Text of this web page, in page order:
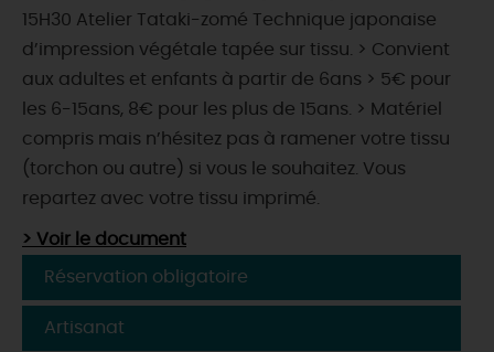
15H30 Atelier Tataki-zomé Technique japonaise
d’impression végétale tapée sur tissu. > Convient
aux adultes et enfants à partir de 6ans > 5€ pour
les 6-15ans, 8€ pour les plus de 15ans. > Matériel
compris mais n’hésitez pas à ramener votre tissu
(torchon ou autre) si vous le souhaitez. Vous
repartez avec votre tissu imprimé.
> Voir le document
Réservation obligatoire
Artisanat